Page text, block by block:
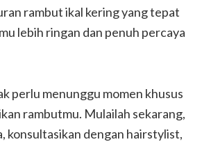
rambut ikal kering yang tepat
lebih ringan dan penuh percaya
perlu menunggu momen khusus
rambutmu. Mulailah sekarang,
konsultasikan dengan hairstylist,